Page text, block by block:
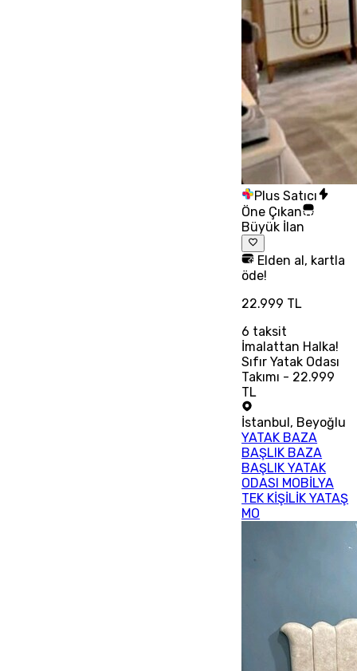
Plus Satıcı
Öne Çıkan
Büyük İlan
Elden al, kartla
öde!
22.999 TL
6 taksit
İmalattan Halka!
Sıfır Yatak Odası
Takımı - 22.999
TL
İstanbul , Beyoğlu
YATAK BAZA
BAŞLIK BAZA
BAŞLIK YATAK
ODASI MOBİLYA
TEK KİŞİLİK YATAŞ
MO